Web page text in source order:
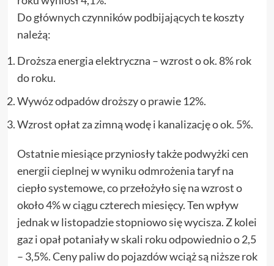
Do głównych czynników podbijających te koszty
należą:
Droższa energia elektryczna – wzrost o ok. 8% rok
do roku.
Wywóz odpadów droższy o prawie 12%.
Wzrost opłat za zimną wodę i kanalizację o ok. 5%.
Ostatnie miesiące przyniosły także podwyżki cen
energii cieplnej w wyniku odmrożenia taryf na
ciepło systemowe, co przełożyło się na wzrost o
około 4% w ciągu czterech miesięcy. Ten wpływ
jednak w listopadzie stopniowo się wycisza. Z kolei
gaz i opał potaniały w skali roku odpowiednio o 2,5
– 3,5%. Ceny paliw do pojazdów wciąż są niższe rok